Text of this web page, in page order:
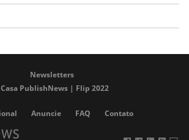
Newsletters
Casa PublishNews | Flip 2022
Anuncie FAQ Contato